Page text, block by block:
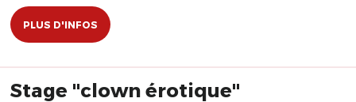
PLUS D'INFOS
Stage "clown érotique"